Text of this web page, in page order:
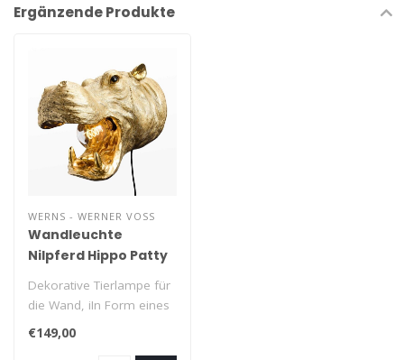
Ergänzende Produkte
WERNS - WERNER VOSS
Wandleuchte
Nilpferd Hippo Patty
Dekorative Tierlampe für
die Wand, iIn Form eines
goldenen Nilpferdes. Eine
Kom..
€149,00